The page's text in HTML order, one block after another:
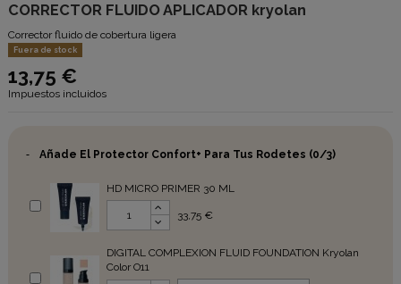
CORRECTOR FLUIDO APLICADOR kryolan
Corrector fluido de cobertura ligera
Fuera de stock
13,75 €
Impuestos incluidos
- Añade El Protector Confort+ Para Tus Rodetes (0/3)
HD MICRO PRIMER 30 ML
33,75 €
DIGITAL COMPLEXION FLUID FOUNDATION Kryolan
Color O11